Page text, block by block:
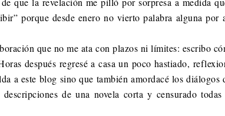
porque desde enero no vierto palabra alguna
que no me ata con plazos ni límites: escribo
después regresé a casa un poco hastiado,
a este blog sino que también amordacé los diálogos
de una novela corta y censurado